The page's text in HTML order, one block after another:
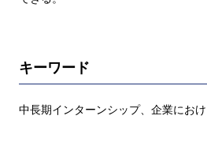
キーワード
中長期インターンシップ、企業にお